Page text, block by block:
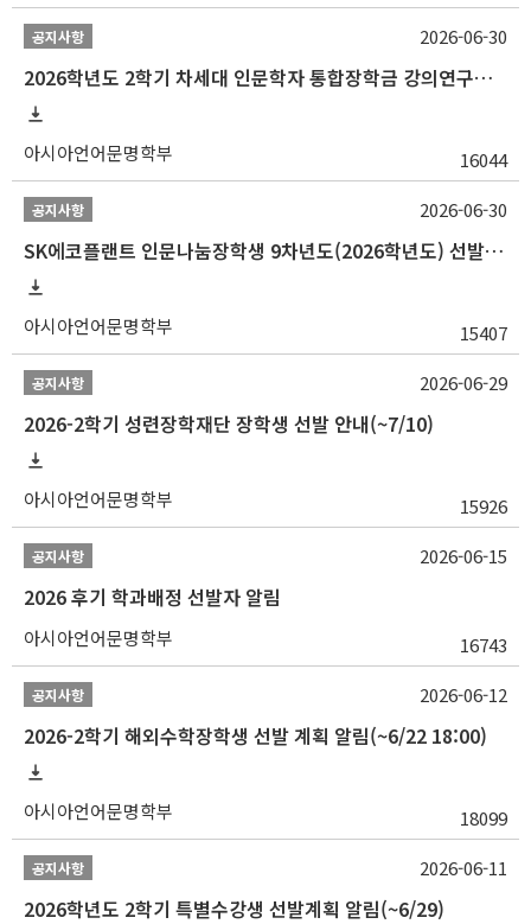
공지사항
2026학년도 2학기 차세대 인문학자 통합장학금 강의연구조교 선발 안내(~7/8)
아시아언어문명학부 16044
2026-06-30
공지사항
SK에코플랜트 인문나눔장학생 9차년도(2026학년도) 선발 안내(~7/20)
아시아언어문명학부 15407
2026-06-30
공지사항
2026-2학기 성련장학재단 장학생 선발 안내(~7/10)
아시아언어문명학부 15926
2026-06-29
공지사항
2026 후기 학과배정 선발자 알림
아시아언어문명학부 16743
2026-06-15
공지사항
2026-2학기 해외수학장학생 선발 계획 알림(~6/22 18:00)
아시아언어문명학부 18099
2026-06-12
공지사항
2026학년도 2학기 특별수강생 선발계획 알림(~6/29)
2026-06-11